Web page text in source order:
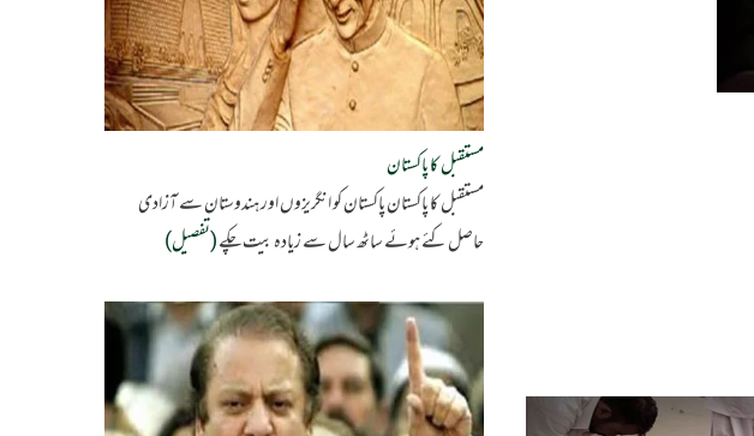
مستقبل کا پاکستان
مستقبل کا پاکستان پاکستان کو انگریزوں اور ہندوستان سے آزادی
حاصل کئے ہوئے ساٹھ سال سے زیادہ بیت چکے(تفصیل)